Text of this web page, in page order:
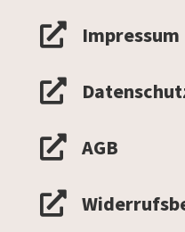
 Impressum

 AGB
